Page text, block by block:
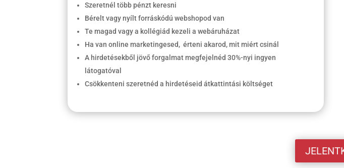
Szeretnél több pénzt keresni
Bérelt vagy nyílt forráskódú webshopod van
Te magad vagy a kollégiád kezeli a webáruházat
Ha van online marketingesed, érteni akarod, mit miért csinál
A hirdetésekből jövő forgalmat megfejelnéd 30%-nyi ingyen
látogatóval
Csökkenteni szeretnéd a hirdetéseid átkattintási költséget